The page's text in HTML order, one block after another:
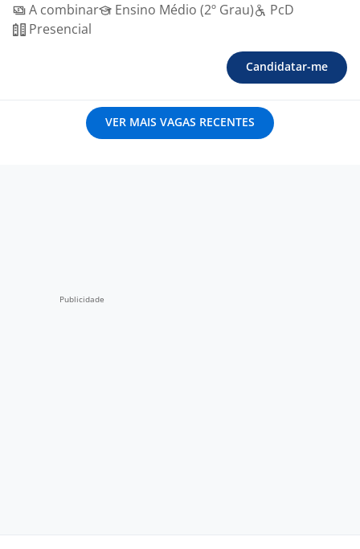
A combinar
Ensino Médio (2º Grau)
PcD
Presencial
Candidatar-me
VER MAIS VAGAS RECENTES